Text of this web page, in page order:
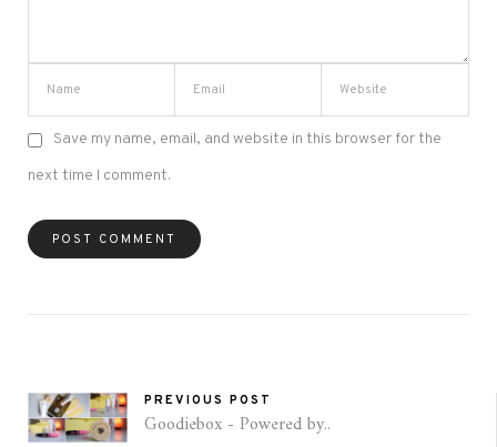
Save my name, email, and website in this browser for the
next time I comment.
PREVIOUS POST
Goodiebox - Powered by..